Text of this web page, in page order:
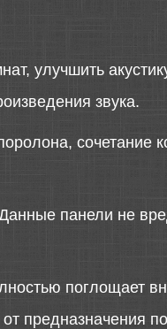
улучшить
звука.
сочетание
панели не
поглощает
предназначения